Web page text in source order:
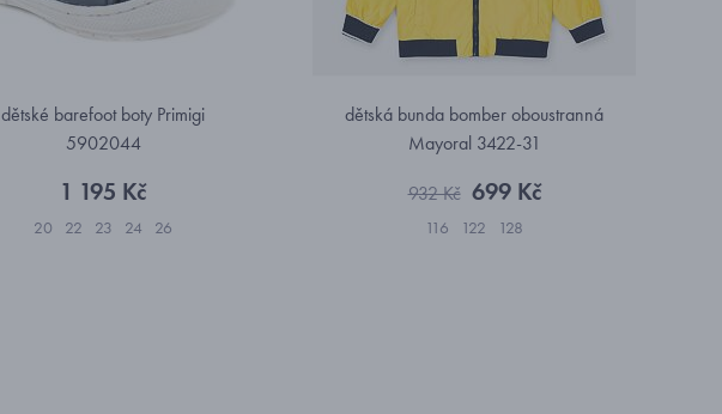
dětské barefoot boty Primigi
5902044
1 195 Kč
20 22 23 24 26
dětská bunda bomber oboustranná
Mayoral 3422-31
932 Kč 699 Kč
116 122 128